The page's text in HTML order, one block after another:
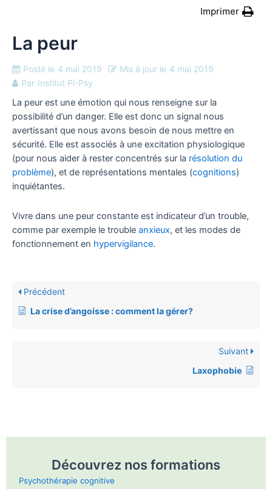
Imprimer
La peur
Posté le 4 mai 2019 Mis à jour le 4 mai 2019
Par Institut Pi-Psy
La peur est une émotion qui nous renseigne sur la
possibilité d’un danger. Elle est donc un signal nous
avertissant que nous avons besoin de nous mettre en
sécurité. Elle est associés à une excitation physiologique
(pour nous aider à rester concentrés sur la résolution du
problème), et de représentations mentales (cognitions)
inquiétantes.
Vivre dans une peur constante est indicateur d’un trouble,
comme par exemple le trouble anxieux, et les modes de
fonctionnement en hypervigilance.
Précédent
La crise d’angoisse : comment la gérer?
Suivant
Laxophobie
Découvrez nos formations
Psychothérapie cognitive